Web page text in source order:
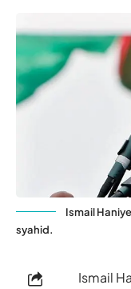
Ismail
syahid.
Ismail